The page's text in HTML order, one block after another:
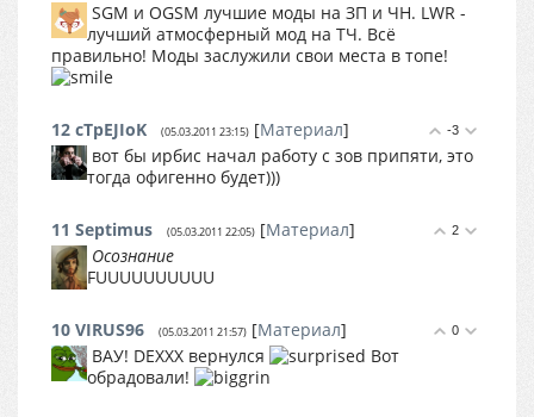
SGM и OGSM лучшие моды на ЗП и ЧН. LWR -
лучший атмосферный мод на ТЧ. Всё
правильно! Моды заслужили свои места в топе!
-3
12 cTpEJIoK (05.03.2011 23:15) [Материал]
вот бы ирбис начал работу с зов припяти, это
тогда офигенно будет)))
2
11 Septimus (05.03.2011 22:05) [Материал]
Осознание
FUUUUUUUUUU
0
10 VIRUS96 (05.03.2011 21:57) [Материал]
ВАУ! DEXXX вернулся
Вот
обрадовали!